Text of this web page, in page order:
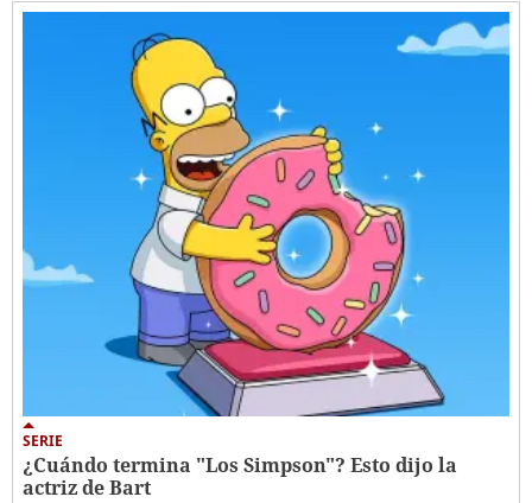
SERIE
¿Cuándo termina "Los Simpson"? Esto dijo la
actriz de Bart